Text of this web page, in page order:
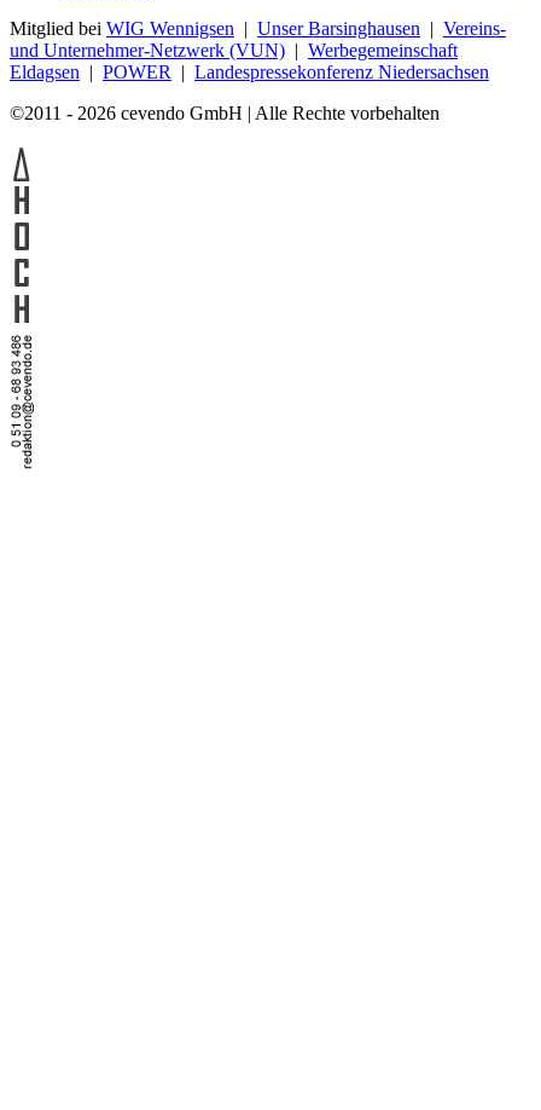
Mitglied bei WIG Wennigsen | Unser Barsinghausen | Vereins-
und Unternehmer-Netzwerk (VUN) | Werbegemeinschaft
Eldagsen | POWER | Landespressekonferenz Niedersachsen
©2011 - 2026 cevendo GmbH | Alle Rechte vorbehalten